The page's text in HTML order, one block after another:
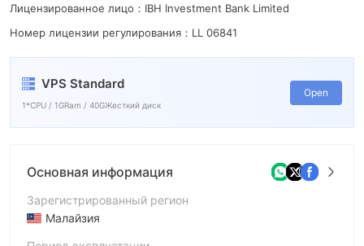
Лицензированное лицо：IBH Investment Bank Limited
Номер лицензии регулирования：LL 06841
VPS Standard
1*CPU / 1GRam / 40GЖесткий диск
Open
Основная информация
Зарегистрированный регион
Малайзия